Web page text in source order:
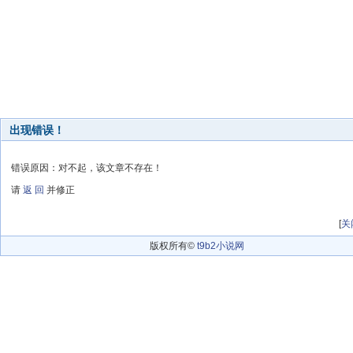
出现错误！
错误原因：对不起，该文章不存在！
请 返 回 并修正
[关
版权所有© t9b2小说网